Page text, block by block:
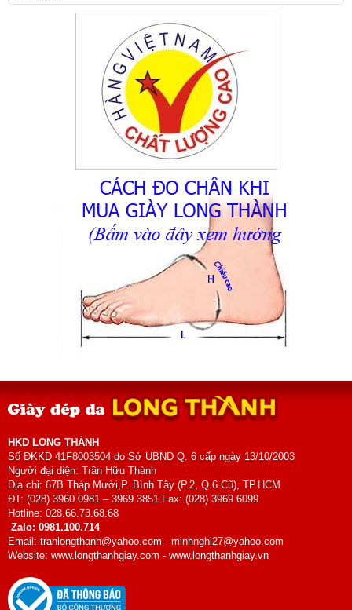
HKD LONG THÀNH
Số ĐKKD 41F8003504 do Sở UBND Q. 6 cấp ngày 13/10/2003
Người đại diện: Trần Hữu Thành
Địa chỉ: 67B Tháp Mười,P. Bình Tây (P.2, Q.6 Cũ), TP.HCM
ĐT: (028) 3960 0981 – 3969 3851 Fax: (028) 3969 6099
Hotline: 028.66.73.68.68
Zalo: 0981.100.714
Email: tranlongthanh@yahoo.com - minhnghi27@yahoo.com
Website: www.longthanhgiay.com - www.longthanhgiay.vn